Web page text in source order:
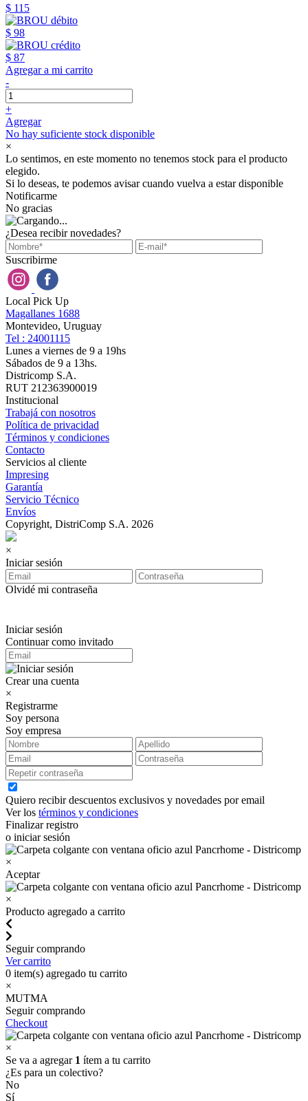
$ 115
$ 98
$ 87
Agregar a mi carrito
-
+
Agregar
No hay suficiente stock disponible
×
Lo sentimos, en este momento no tenemos stock para el producto
elegido.
Si lo deseas, te podemos avisar cuando vuelva a estar disponible
Notificarme
No gracias
¿Desea recibir novedades?
Suscribirme
Local Pick Up
Magallanes 1688
Montevideo, Uruguay
Tel : 24001115
Lunes a viernes de 9 a 19hs
Sábados de 9 a 13hs.
Districomp S.A.
RUT 212363900019
Institucional
Trabajá con nosotros
Política de privacidad
Términos y condiciones
Contacto
Servicios al cliente
Impresing
Garantía
Servicio Técnico
Envíos
Copyright, DistriComp S.A. 2026
×
Iniciar sesión
Olvidé mi contraseña
Iniciar sesión
Continuar como invitado
Crear una cuenta
×
Registrarme
Soy persona
Soy empresa
Quiero recibir descuentos exclusivos y novedades por email
Ver los términos y condiciones
Finalizar registro
o iniciar sesión
×
Aceptar
×
Producto agregado a carrito
Seguir comprando
Ver carrito
0 item(s) agregado tu carrito
×
MUTMA
Seguir comprando
Checkout
×
Se va a agregar 1 ítem a tu carrito
¿Es para un colectivo?
No
Sí